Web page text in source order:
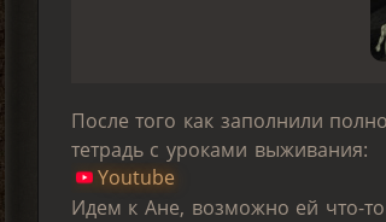
После того как заполнили
тетрадь с уроками выживания:
Youtube
Идем к Ане, возможно ей что-